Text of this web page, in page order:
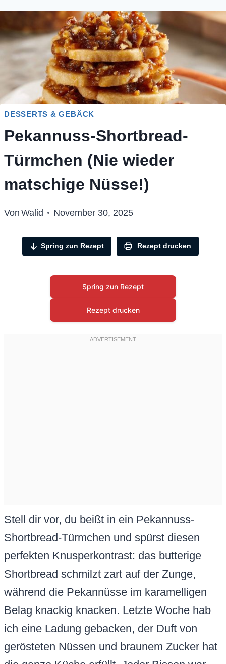
DESSERTS & GEBÄCK
Pekannuss-Shortbread-
Türmchen (Nie wieder
matschige Nüsse!)
Von Walid November 30, 2025
Spring zun Rezept Rezept drucken
Spring zun Rezept
Rezept drucken
Stell dir vor, du beißt in ein Pekannuss-
Shortbread-Türmchen und spürst diesen
perfekten Knusperkontrast: das butterige
Shortbread schmilzt zart auf der Zunge,
während die Pekannüsse im karamelligen
Belag knackig knacken. Letzte Woche hab
ich eine Ladung gebacken, der Duft von
gerösteten Nüssen und braunem Zucker hat